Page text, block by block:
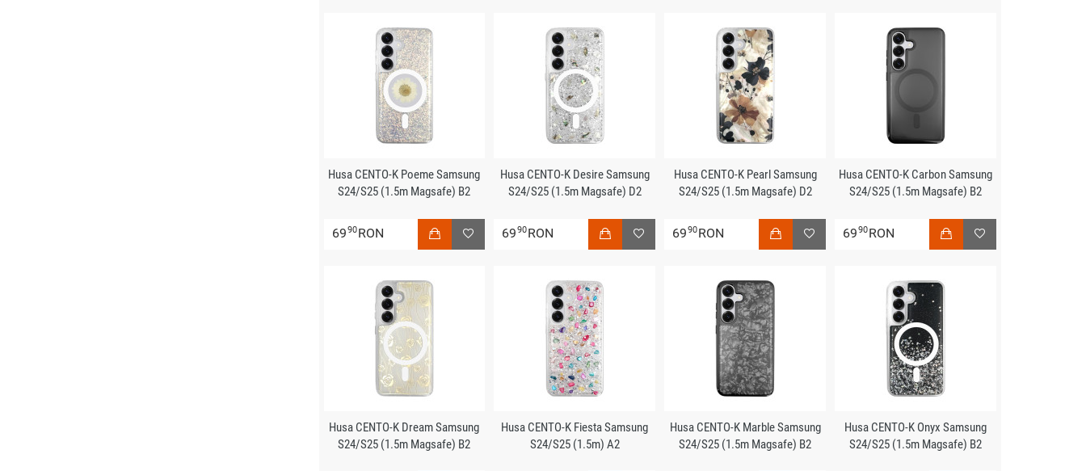
Husa CENTO-K Poeme Samsung
S24/S25 (1.5m Magsafe) B2
6990RON
Husa CENTO-K Desire Samsung
S24/S25 (1.5m Magsafe) D2
6990RON
Husa CENTO-K Pearl Samsung
S24/S25 (1.5m Magsafe) D2
6990RON
Husa CENTO-K Carbon Samsung
S24/S25 (1.5m Magsafe) B2
6990RON
Husa CENTO-K Dream Samsung
S24/S25 (1.5m Magsafe) B2
Husa CENTO-K Fiesta Samsung
S24/S25 (1.5m) A2
Husa CENTO-K Marble Samsung
S24/S25 (1.5m Magsafe) B2
Husa CENTO-K Onyx Samsung
S24/S25 (1.5m Magsafe) B2